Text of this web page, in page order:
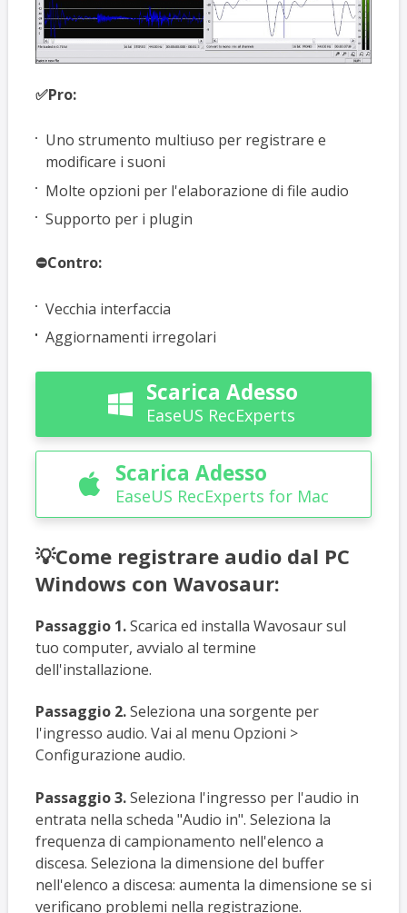
✅Pro:
Uno strumento multiuso per registrare e
modificare i suoni
Molte opzioni per l'elaborazione di file audio
Supporto per i plugin
⛔Contro:
Vecchia interfaccia
Aggiornamenti irregolari
 Scarica Adesso
EaseUS RecExperts
 Scarica Adesso
EaseUS RecExperts for Mac
💡Come registrare audio dal PC
Windows con Wavosaur:
Passaggio 1.Scarica ed installa Wavosaur sul
tuo computer, avvialo al termine
dell'installazione.
Passaggio 2.Seleziona una sorgente per
l'ingresso audio. Vai al menu Opzioni >
Configurazione audio.
Passaggio 3.Seleziona l'ingresso per l'audio in
entrata nella scheda "Audio in". Seleziona la
frequenza di campionamento nell'elenco a
discesa. Seleziona la dimensione del buffer
nell'elenco a discesa: aumenta la dimensione se si
verificano problemi nella registrazione.